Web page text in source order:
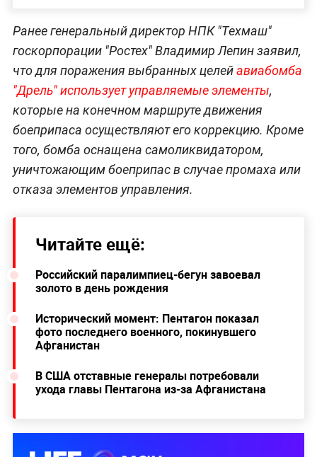
Ранее генеральный директор НПК "Техмаш"
госкорпорации "Ростех" Владимир Лепин заявил,
что для поражения выбранных целейавиабомба
"Дрель" использует управляемые элементы,
которые на конечном маршруте движения
боеприпаса осуществляют его коррекцию. Кроме
того, бомба оснащена самоликвидатором,
уничтожающим боеприпас в случае промаха или
отказа элементов управления.
Читайте ещё:
Российский паралимпиец-бегун завоевал
золото в день рождения
Исторический момент: Пентагон показал
фото последнего военного, покинувшего
Афганистан
В США отставные генералы потребовали
ухода главы Пентагона из-за Афганистана